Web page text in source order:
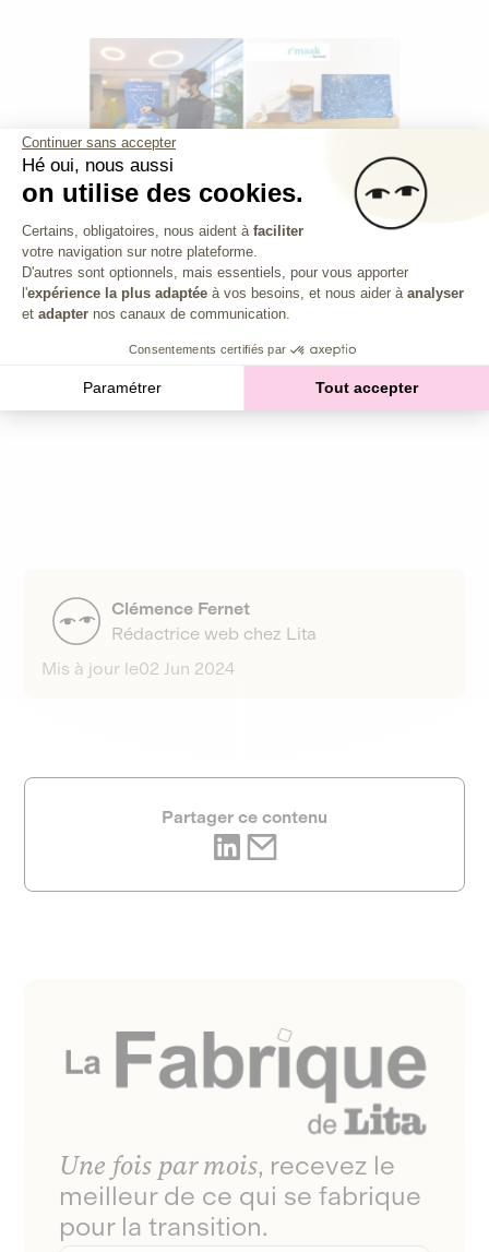
NB : L’investissement en actions dans des jeunes
entreprises comporte malgré tout un risque important de
blocage du capital ou de perte de ce dernier. Nous vous
invitons à parcourir
l’analyse de la performance entreprises financées sur notre
Clémence Fernet
Rédactrice web chez Lita
Mis à jour le02 Jun 2024
Partager ce contenu
Une fois par mois, recevez le
meilleur de ce qui se fabrique
pour la transition.
Continuer sans accepter
Hé oui, nous aussi
on utilise des cookies.
Plateforme de Gestion du
Certains, obligatoires, nous aident à faciliter
votre navigation sur notre plateforme.
D'autres sont optionnels, mais essentiels, pour vous apporter
l'expérience la plus adaptée à vos besoins, et nous aider à analyser
et adapter nos canaux de communication.
Consentements certifiés par
Paramétrer Tout accepter
Axeptio consent